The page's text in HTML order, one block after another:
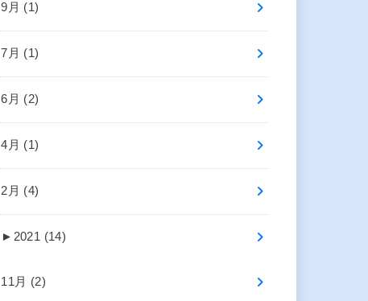
9月 (1)
7月 (1)
6月 (2)
4月 (1)
2月 (4)
► 2021 (14)
11月 (2)